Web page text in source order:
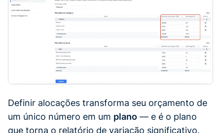
Definir alocações transforma seu orçamento de
um único número em um plano — e é o plano
que torna o relatório de variação significativo.